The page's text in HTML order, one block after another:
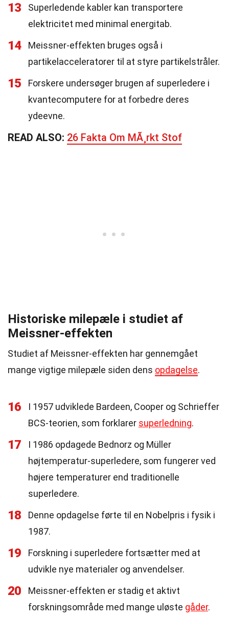
13
Superledende kabler kan transportere
elektricitet med minimal energitab.
14
Meissner-effekten bruges også i
partikelacceleratorer til at styre partikelstråler.
15
Forskere undersøger brugen af superledere i
kvantecomputere for at forbedre deres
ydeevne.
READ ALSO: 26 Fakta Om MÃ¸rkt Stof
Historiske milepæle i studiet af
Meissner-effekten
Studiet af Meissner-effekten har gennemgået
mange vigtige milepæle siden dens opdagelse.
16
I 1957 udviklede Bardeen, Cooper og Schrieffer
BCS-teorien, som forklarer superledning.
17
I 1986 opdagede Bednorz og Müller
højtemperatur-superledere, som fungerer ved
højere temperaturer end traditionelle
superledere.
18
Denne opdagelse førte til en Nobelpris i fysik i
1987.
19
Forskning i superledere fortsætter med at
udvikle nye materialer og anvendelser.
20
Meissner-effekten er stadig et aktivt
forskningsområde med mange uløste gåder.